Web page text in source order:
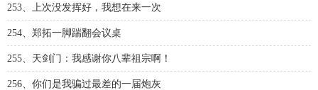
253、上次没发挥好，我想在来一次
254、郑拓一脚踹翻会议桌
255、天剑门：我感谢你八辈祖宗啊！
256、你们是我骗过最差的一届炮灰